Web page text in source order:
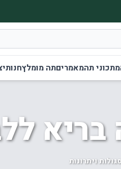
מתכוני תהמאמריםתה מומלץחנות
ויתרונות